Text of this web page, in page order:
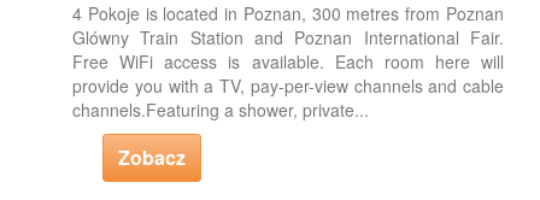
4 Pokoje is located in Poznan, 300 metres from Poznan
Glówny Train Station and Poznan International Fair.
Free WiFi access is available. Each room here will
provide you with a TV, pay-per-view channels and cable
channels.Featuring a shower, private...
Zobacz